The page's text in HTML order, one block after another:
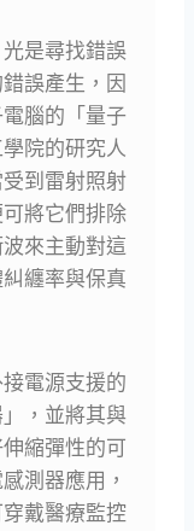
是尋找錯誤
誤產生，因
腦的「量子
院的研究人
到雷射照射
將它們排除
來主動對這
纏率與保真
電源支援的
」，並將其與
縮彈性的可
測器應用，
戴醫療監控